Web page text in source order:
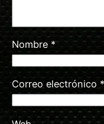
Nombre *
Correo electrónico *